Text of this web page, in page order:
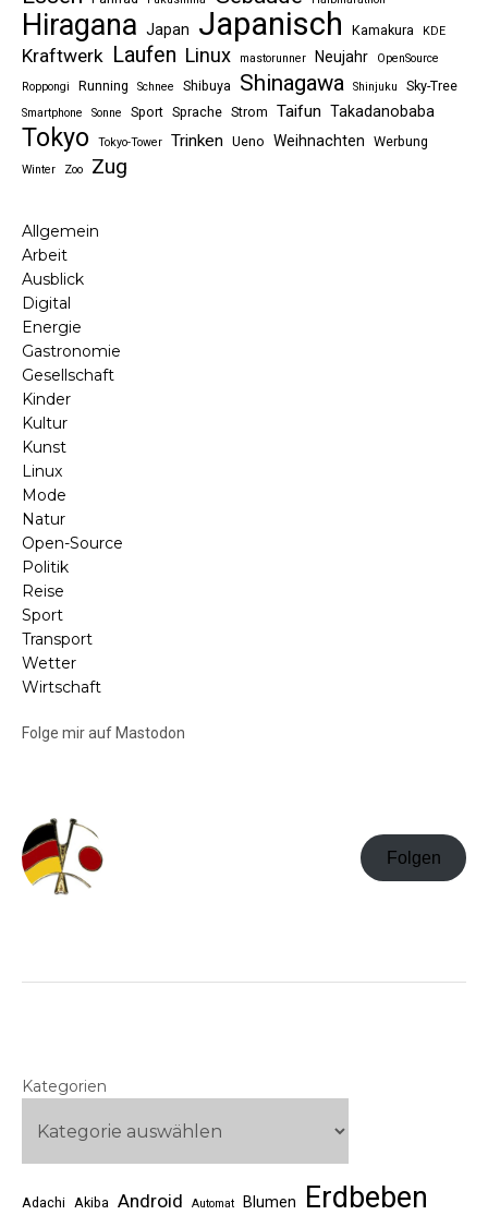
Hiragana Japan Japanisch Kamakura KDE
Kraftwerk Laufen Linux mastorunner Neujahr
OpenSource
Roppongi
Running Schnee Shibuya Shinagawa Shinjuku Sky-Tree
Smartphone Sonne Sport Sprache Strom Taifun Takadanobaba
Tokyo Tokyo-Tower Trinken Ueno Weihnachten Werbung
Winter Zoo Zug
Allgemein
Arbeit
Ausblick
Digital
Energie
Gastronomie
Gesellschaft
Kinder
Kultur
Kunst
Linux
Mode
Natur
Open-Source
Politik
Reise
Sport
Transport
Wetter
Wirtschaft
Folge mir auf Mastodon
Folgen
Kategorien
Adachi Akiba Android Automat Blumen Erdbeben